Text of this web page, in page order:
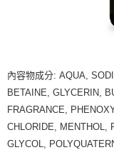
內容物成分: AQUA,
BETAINE, GLYCERIN,
FRAGRANCE,
CHLORIDE, MENTHOL,
GLYCOL,